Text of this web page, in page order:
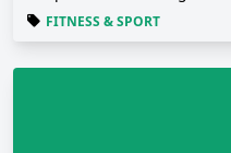
FITNESS & SPORT